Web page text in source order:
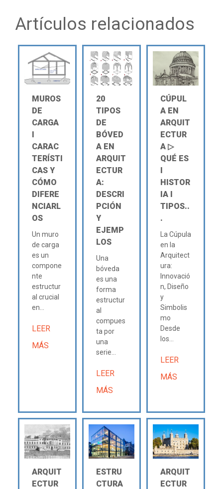
Artículos relacionados
MUROS
DE
CARGA
Ι
CARAC
TERÍSTI
CAS Y
CÓMO
DIFERE
NCIARL
OS
Un muro
de carga
es un
compone
nte
estructur
al crucial
en...
LEER
MÁS
20
TIPOS
DE
BÓVED
A EN
ARQUIT
ECTUR
A:
DESCRI
PCIÓN
Y
EJEMP
LOS
Una
bóveda
es una
forma
estructur
al
compues
ta por
una
serie...
LEER
MÁS
CÚPUL
A EN
ARQUIT
ECTUR
A ▷
QUÉ ES
Ι
HISTOR
IA Ι
TIPOS..
.
La Cúpula
en la
Arquitect
ura:
Innovació
n, Diseño
y
Simbolis
mo
Desde
los...
LEER
MÁS
ARQUIT
ECTUR
ESTRU
CTURA
ARQUIT
ECTUR